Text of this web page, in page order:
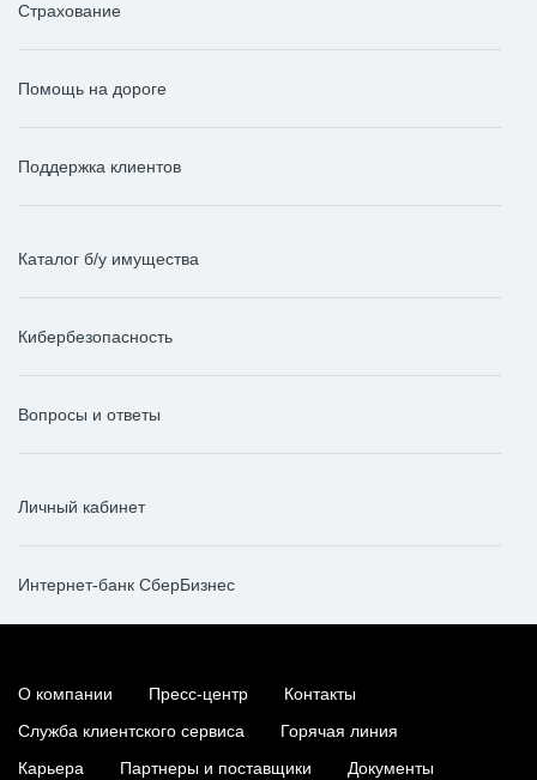
Страхование
Помощь на дороге
Поддержка клиентов
Каталог б/у имущества
Кибербезопасность
Вопросы и ответы
Личный кабинет
Интернет-банк СберБизнес
О компании Пресс-центр
Контакты
Служба клиентского сервиса
Горячая линия
Карьера
Партнеры и поставщики
Документы